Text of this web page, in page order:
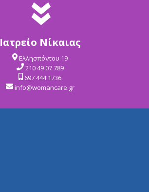
Ιατρείο Νίκαιας
Ελλησπόντου 19
210 49 07 789
697 444 1736
info@womancare.gr